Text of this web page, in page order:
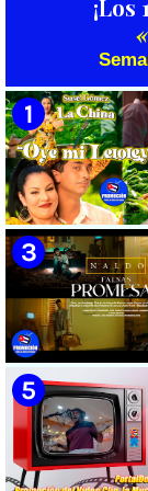
🟡 Susel Gómez
¨Oye Mi
Onelio Jesús
|| Música
cubana ||
🟡 Naldo - ¨Falsas
Videoclip - 🎬